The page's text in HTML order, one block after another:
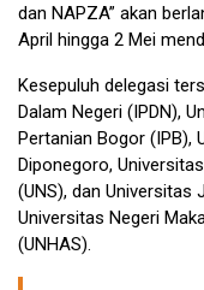
dan NAPZA” akan
April hingga 2 Mei
Kesepuluh delegasi
Dalam Negeri (IPDN),
Pertanian Bogor (IPB),
Diponegoro,
(UNS), dan Universitas
Universitas Negeri
(UNHAS).